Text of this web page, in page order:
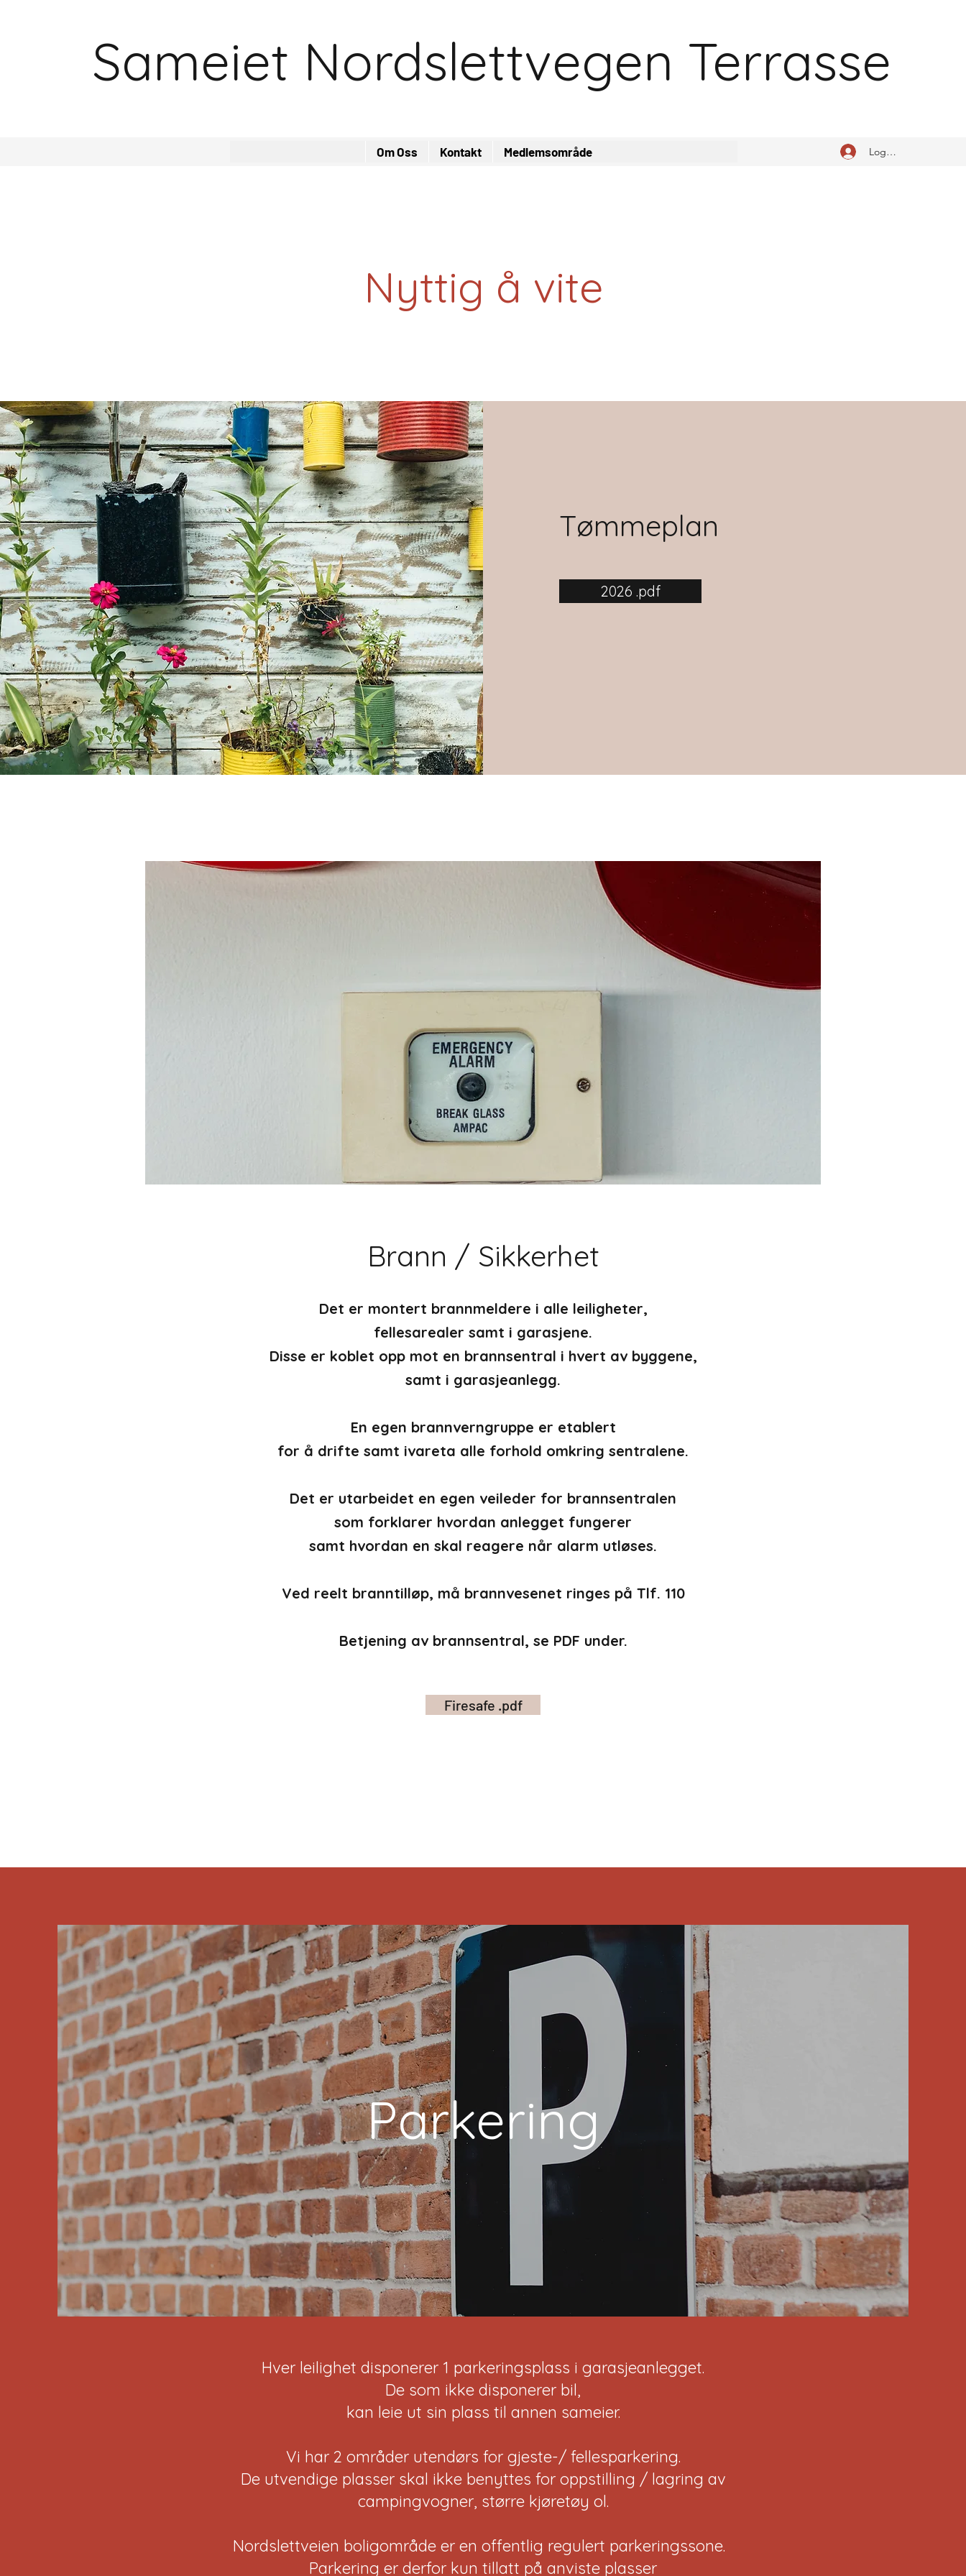
Sameiet Nordslettvegen Terrasse
Om Oss Kontakt Medlemsområde Logg inn
Nyttig å vite
Tømmeplan
2026 .pdf
Brann / Sikkerhet
Det er montert brannmeldere i alle leiligheter,
fellesarealer samt i garasjene.
Disse er koblet opp mot en brannsentral i hvert av byggene,
samt i garasjeanlegg.
En egen brannverngruppe er etablert
for å drifte samt ivareta alle forhold omkring sentralene.
Det er utarbeidet en egen veileder for brannsentralen
som forklarer hvordan anlegget fungerer
samt hvordan en skal reagere når alarm utløses.
Ved reelt branntilløp, må brannvesenet ringes på Tlf. 110
Betjening av brannsentral, se PDF under.
Firesafe .pdf
Parkering
Hver leilighet disponerer 1 parkeringsplass i garasjeanlegget.
De som ikke disponerer bil,
kan leie ut sin plass til annen sameier.
Vi har 2 områder utendørs for gjeste-/ fellesparkering.
De utvendige plasser skal ikke benyttes for oppstilling / lagring av
campingvogner, større kjøretøy ol.
Nordslettveien boligområde er en offentlig regulert parkeringssone.
Parkering er derfor kun tillatt på anviste plasser